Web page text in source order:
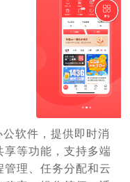
软件，提供即时消
等功能，支持多端
理、任务分配和云